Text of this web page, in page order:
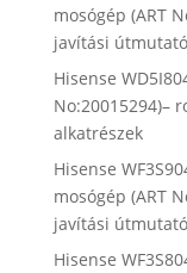
mosógép (ART
javítási
Hisense
No:20015294)–
alkatrészek
Hisense
mosógép (ART
javítási
Hisense